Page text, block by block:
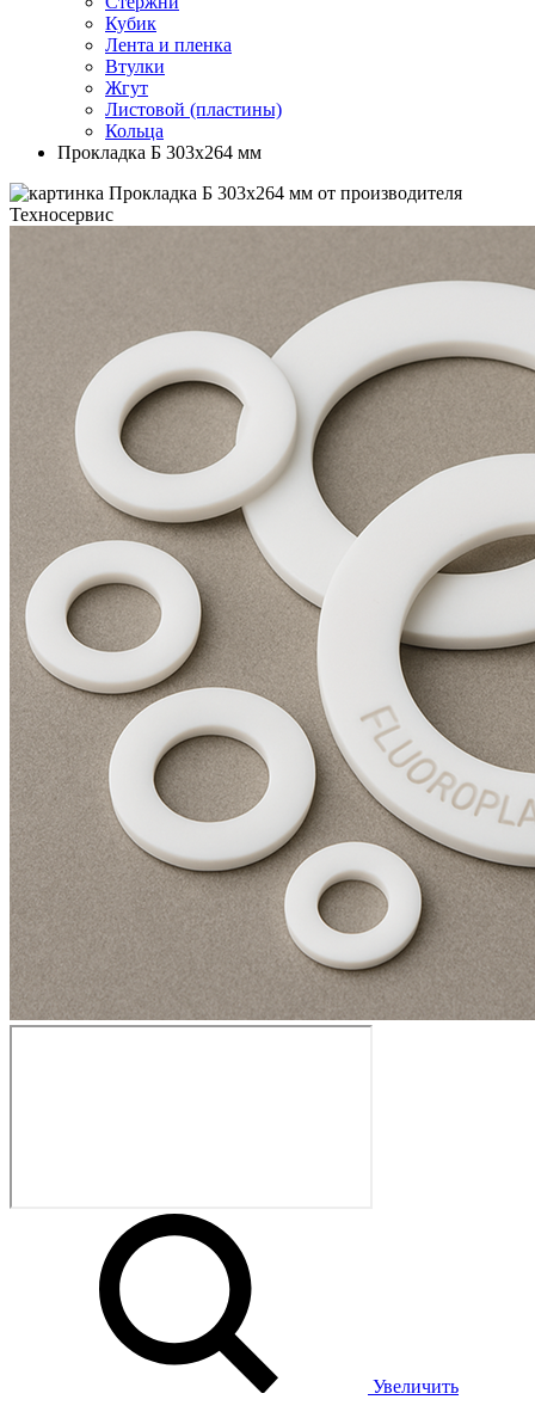
Кубик
Лента и пленка
Втулки
Жгут
Листовой (пластины)
Кольца
Прокладка Б 303х264 мм
Увеличить